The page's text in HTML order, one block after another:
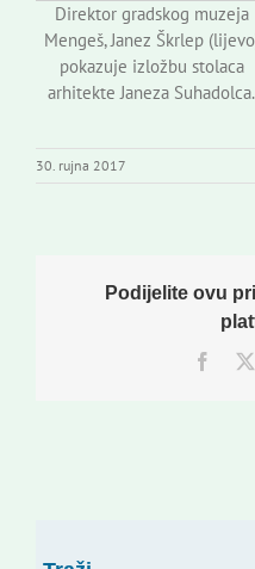
Direktor gradskog muzeja
Mengeš, Janez Škrlep
pokazuje izložbu stolaca
arhitekte Janeza Suhadolca.
30. rujna 2017
Podijelite ovu